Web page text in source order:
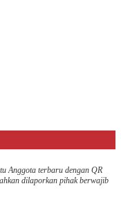
Anggota terbaru dengan QR
dilaporkan pihak berwajib